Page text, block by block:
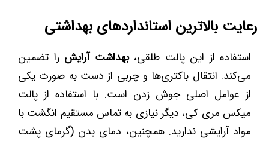
رعایت بالاترین استانداردهای بهداشتی
استفاده از این پالت طلقی،بهداشت آرایش را تضمین
می‌کند. انتقال باکتری‌ها و چربی از دست به صورت یکی
از عوامل اصلی جوش زدن است. با استفاده از پالت
میکس مری کی، دیگر نیازی به تماس مستقیم انگشت با
مواد آرایشی ندارید. همچنین، دمای بدن (گرمای پشت